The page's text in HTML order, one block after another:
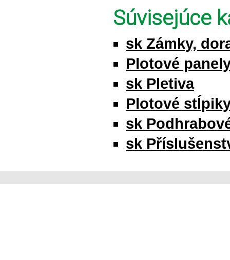
Súvisejúce
sk Zámky,
Plotové
sk Pletiva
Plotové
sk
sk